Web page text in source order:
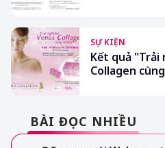
SỰ KIỆN
Kết quả "Trải
Collagen
BÀI ĐỌC NHIỀU